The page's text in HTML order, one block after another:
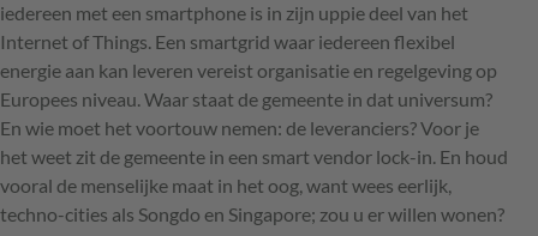
iedereen met een smartphone is in zijn uppie deel van het
Internet of Things. Een smartgrid waar iedereen flexibel
energie aan kan leveren vereist organisatie en regelgeving op
Europees niveau. Waar staat de gemeente in dat universum?
En wie moet het voortouw nemen: de leveranciers? Voor je
het weet zit de gemeente in een smart vendor lock-in. En houd
vooral de menselijke maat in het oog, want wees eerlijk,
techno-cities als Songdo en Singapore; zou u er willen wonen?